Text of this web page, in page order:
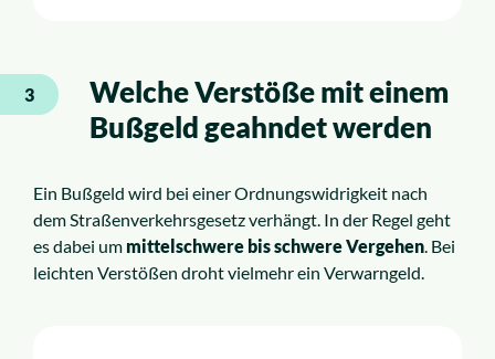
3
Welche Verstöße mit einem
Bußgeld geahndet werden
Ein Bußgeld wird bei einer Ordnungswidrigkeit nach
dem Straßenverkehrsgesetz verhängt. In der Regel geht
es dabei um mittelschwere bis schwere Vergehen. Bei
leichten Verstößen droht vielmehr ein Verwarngeld.